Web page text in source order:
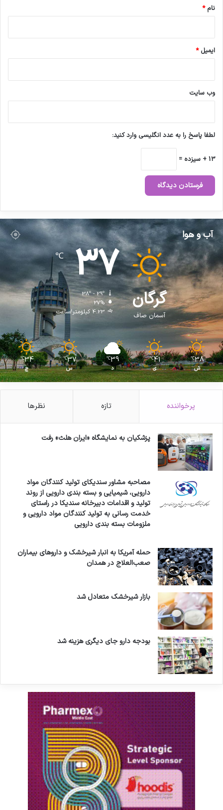
نام*
ایمیل*
وب‌ سایت
لطفا پاسخ را به عدد انگلیسی وارد کنید:
13 + سیزده =
آب و هوا
گرگان
آسمان صاف
37
℃
38º - 29º
27%
4.23 کیلومتر/ساعت
38
℃
ش
41
℃
ی
39
℃
د
37
℃
س
34
℃
چ
پرخواننده تازه نظرها
پزشکیان به نمایشگاه «ایران هلث» رفت
مصاحبه مشاور سندیکای تولید کنندگان مواد
دارویی، شیمیایی و بسته بندی دارویی از روند
تولید و اقدامات دبیرخانه سندیکا در راستای
خدمت رسانی به تولید کنندگان مواد دارویی و
ملزومات بسته بندی دارویی
حمله آمریکا به انبار شیرخشک و داروهای بیماران
صعب‌العلاج در همدان
بازار شیرخشک متعادل شد
بودجه دارو جای دیگری هزینه شد